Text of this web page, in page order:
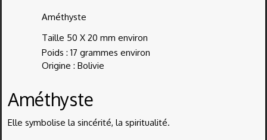
Améthyste
Taille 50 X 20 mm environ
Poids : 17 grammes environ
Origine : Bolivie
Améthyste
Elle symbolise la sincérité, la spiritualité.